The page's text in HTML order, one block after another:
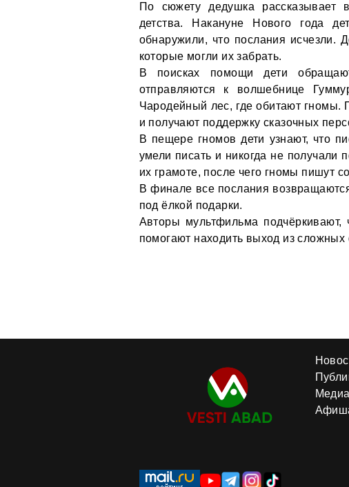
По сюжету дедушка рассказывает
детства. Накануне Нового года
обнаружили, что послания исчезли.
которые могли их забрать.
В поисках помощи дети
отправляются к волшебнице
Чародейный лес, где обитают гномы.
и получают поддержку сказочных
В пещере гномов дети узнают, что
умели писать и никогда не получали
их грамоте, после чего гномы пишут
В финале все послания
под ёлкой подарки.
Авторы мультфильма
помогают находить выход из сложных
Медиа